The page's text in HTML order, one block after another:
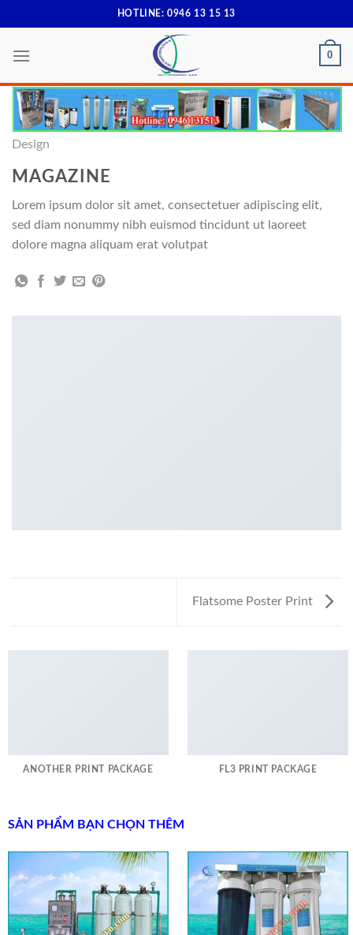
to
content
HOTLINE: 0946 13 15 13
0
Design
MAGAZINE
Lorem ipsum dolor sit amet, consectetuer adipiscing elit,
sed diam nonummy nibh euismod tincidunt ut laoreet
dolore magna aliquam erat volutpat
Flatsome Poster Print
ANOTHER PRINT PACKAGE FL3 PRINT PACKAGE
SẢN PHẨM BẠN CHỌN THÊM